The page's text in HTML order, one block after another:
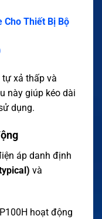
Cho Thiết Bị Bộ
xả thấp và
này giúp kéo dài
dụng.
áp danh định
và
hoạt động